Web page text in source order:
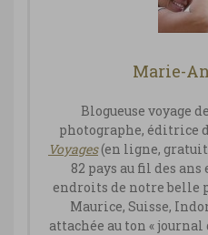
Marie-
Blogueuse voyage
photographe, éditrice
Voyages(en ligne,
82 pays au fil des
endroits de notre belle
Maurice, Suisse,
attachée au ton « journal